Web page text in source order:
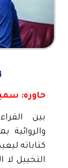
حاوره:
بين
كتاباته
التخييل لا